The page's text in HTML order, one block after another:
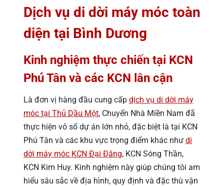
Dịch vụ di dời máy móc toàn
diện tại Bình Dương
Kinh nghiệm thực chiến tại KCN
Phú Tân và các KCN lân cận
Là đơn vị hàng đầu cung cấp dịch vụ di dời máy
móc tại Thủ Dầu Một, Chuyển Nhà Miền Nam đã
thực hiện vô số dự án lớn nhỏ, đặc biệt là tại KCN
Phú Tân và các khu vực trọng điểm khác như di
dời máy móc KCN Đại Đăng, KCN Sóng Thần,
KCN Kim Huy. Kinh nghiệm này giúp chúng tôi am
hiểu sâu sắc về địa hình, quy định và đặc thù vận